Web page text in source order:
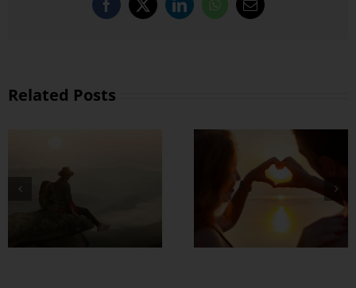
Facebook
X LinkedInWhatsApp
Email
Related Posts
အချစ်တွေ ပိုတိုးလာ